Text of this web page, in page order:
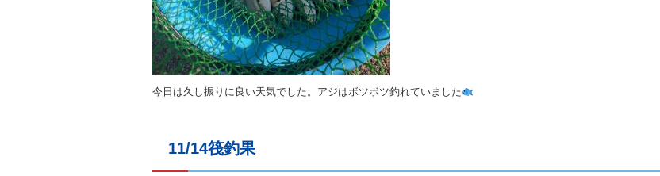
今日は久し振りに良い天気でした。アジはボツボツ釣れていました
11/14筏釣果